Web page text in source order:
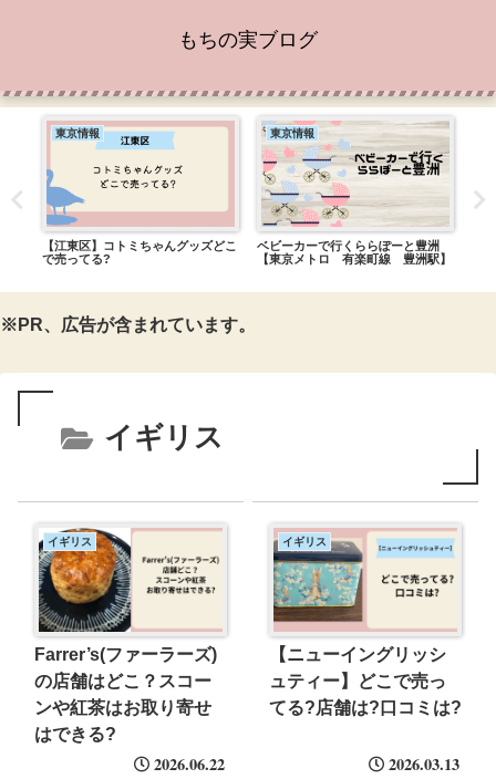
もちの実ブログ
東京情報
【江東区】コトミちゃんグッズどこ
で売ってる?
東京情報
ベビーカーで行くららぽーと豊洲
【東京メトロ 有楽町線 豊洲駅】
※PR、広告が含まれています。
イギリス
イギリス
Farrer’s(ファーラーズ)
の店舗はどこ？スコー
ンや紅茶はお取り寄せ
はできる?
2026.06.22
イギリス
【ニューイングリッシ
ュティー】どこで売っ
てる?店舗は?口コミは?
2026.03.13